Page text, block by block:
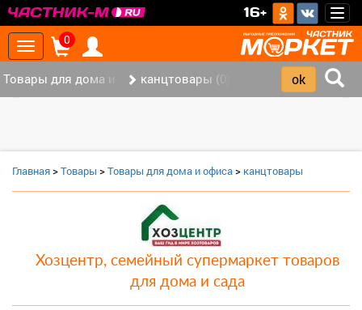
16+
Toggle
navigation
0
Товары для дома и офиса (8)канцтовары (0)
Главная>Товары >Товары для дома и офиса> канцтовары
Хозцентр, семейный супермаркет товаров
для дома и сада
‹ ›